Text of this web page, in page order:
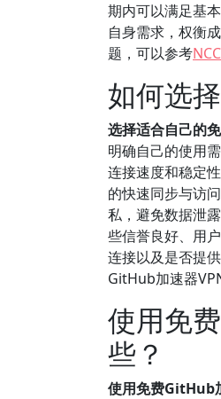
期内可以满足基
自身需求，权衡
题，可以参考
如何选
选择适合自己的
明确自己的使用
连接速度和稳定
的快速同步与访
私，避免数据泄
些信誉良好、用
连接以及是否提
GitHub加速器
使用免
些？
使用免费GitHub